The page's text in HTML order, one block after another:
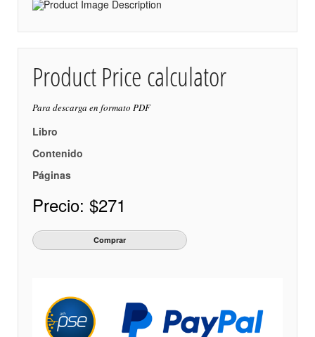
Product Price calculator
Para descarga en formato PDF
Libro
Contenido
Páginas
Precio: $271